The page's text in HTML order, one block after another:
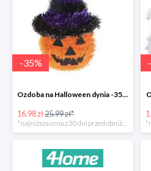
-35%
Ozdoba na Halloween dynia -35%
16.98 zł25.99 zł*
*najniższa cena z 30 dni przed obniżką
-